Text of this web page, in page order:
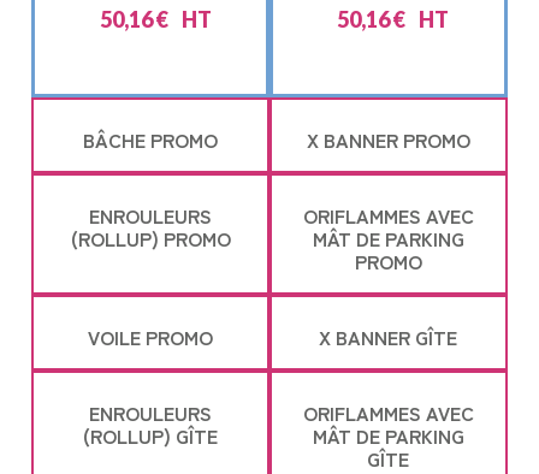
50,16€ HT 50,16€ HT
BÂCHE PROMO X BANNER PROMO
ENROULEURS
(ROLLUP) PROMO
ORIFLAMMES AVEC
MÂT DE PARKING
PROMO
VOILE PROMO X BANNER GÎTE
ENROULEURS
(ROLLUP) GÎTE
ORIFLAMMES AVEC
MÂT DE PARKING
GÎTE